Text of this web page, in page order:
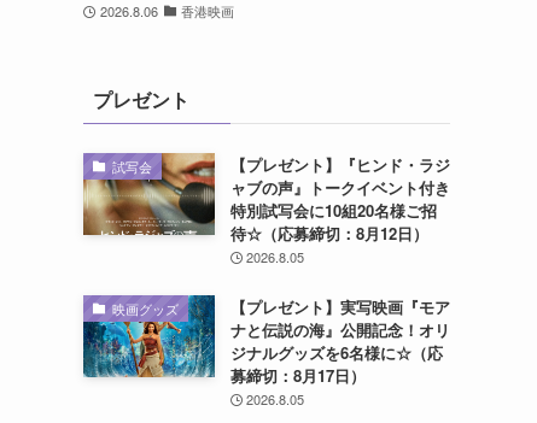
2026.8.06 香港映画
プレゼント
試写会
【プレゼント】『ヒンド・ラジ
ャブの声』トークイベント付き
特別試写会に10組20名様ご招
待☆（応募締切：8月12日）
2026.8.05
映画グッズ
【プレゼント】実写映画『モア
ナと伝説の海』公開記念！オリ
ジナルグッズを6名様に☆（応
募締切：8月17日）
2026.8.05